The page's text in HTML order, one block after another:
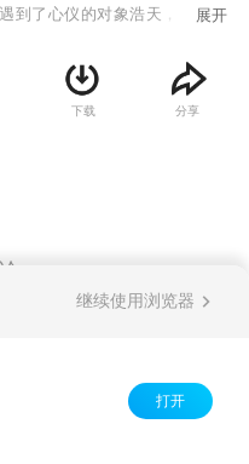
到了心仪的对象浩天，但对方
而友善却希望有追求真爱的自
冲突。与此同时，小女儿天美
境。身为父亲的正松一边抚慰
展开
下载 分享
继续使用浏览器
打开